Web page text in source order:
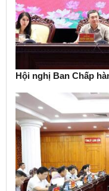
Hội nghị Ban Chấp